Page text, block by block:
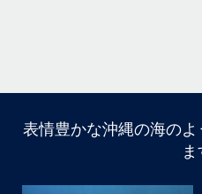
はい
アイランドメ
最近は、連日クルーザーチ
表情豊かな沖縄の海の
ま